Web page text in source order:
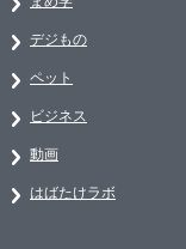
デジもの
ペット
ビジネス
動画
はばたけラボ